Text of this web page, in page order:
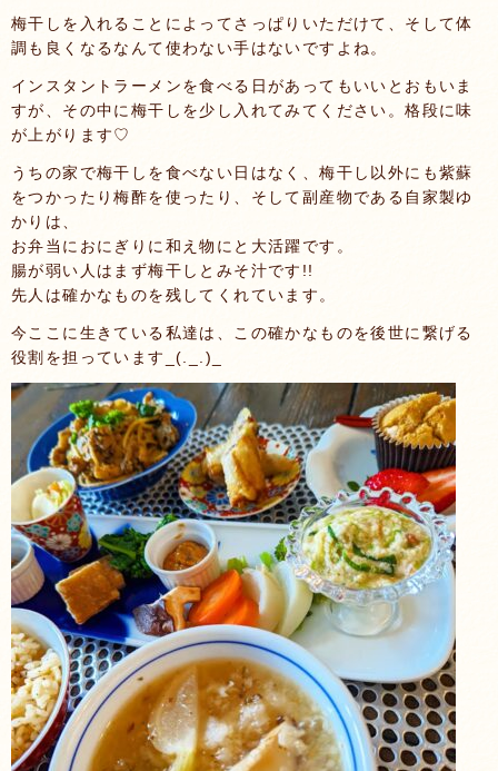
梅干しを入れることによってさっぱりいただけて、そして体
調も良くなるなんて使わない手はないですよね。
インスタントラーメンを食べる日があってもいいとおもいま
すが、その中に梅干しを少し入れてみてください。格段に味
が上がります♡
うちの家で梅干しを食べない日はなく、梅干し以外にも紫蘇
をつかったり梅酢を使ったり、そして副産物である自家製ゆ
かりは、
お弁当におにぎりに和え物にと大活躍です。
腸が弱い人はまず梅干しとみそ汁です!!
先人は確かなものを残してくれています。
今ここに生きている私達は、この確かなものを後世に繋げる
役割を担っています_(._.)_